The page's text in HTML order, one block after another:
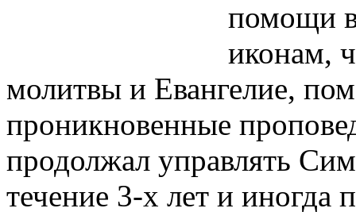
помощи
иконам,
молитвы и Евангелие,
проникновенные
продолжал управлять
течение 3-х лет и